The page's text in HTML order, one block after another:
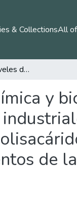
& CollectionsAll
Evaluación de los niveles de remoción en demanda química y bioquímica de oxígeno y sólidos suspendidos totales de efluentes industriales con bacterias productoras de polihidroxialcanoatos y exopolisacáridos a escala de laboratorio en empresas del sector de alimentos de la ciudad de Manizales
y
de